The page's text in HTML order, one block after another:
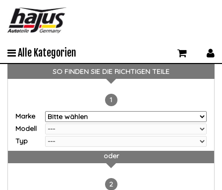
Alle Kategorien
SO FINDEN SIE DIE RICHTIGEN TEILE
1
Marke
Modell
Typ
oder
2